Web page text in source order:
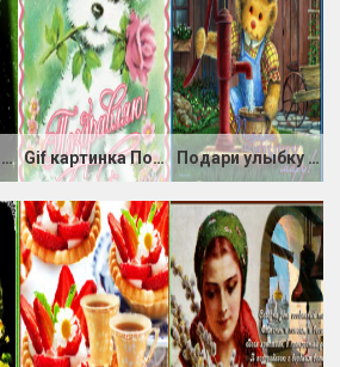
День подснежника Gif картинка Поздравляю Подари улыбку миру